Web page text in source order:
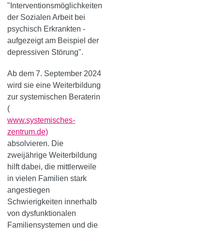
"Interventionsmöglichkeiten
der Sozialen Arbeit bei
psychisch Erkrankten -
aufgezeigt am Beispiel der
depressiven Störung".
Ab dem 7. September 2024
wird sie eine Weiterbildung
zur systemischen Beraterin
(
www.systemisches-
zentrum.de)
absolvieren. Die
zweijährige Weiterbildung
hilft dabei, die mittlerweile
in vielen Familien stark
angestiegen
Schwierigkeiten innerhalb
von dysfunktionalen
Familiensystemen und die